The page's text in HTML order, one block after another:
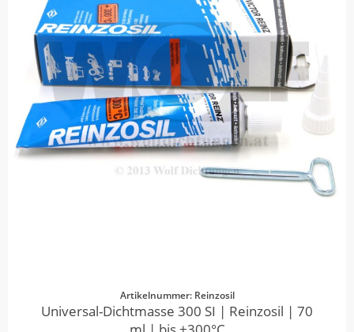
Artikelnummer: Reinzosil
Universal-Dichtmasse 300 SI | Reinzosil | 70